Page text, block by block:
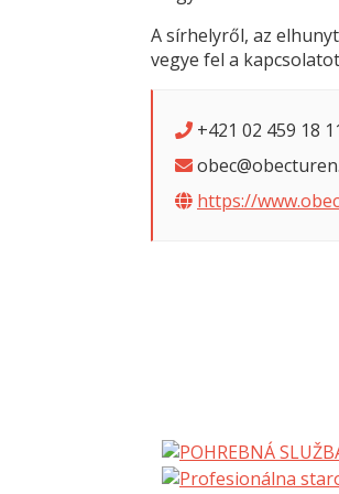
A sírhelyről, az
vegye fel a
+421 02 459 18
https://